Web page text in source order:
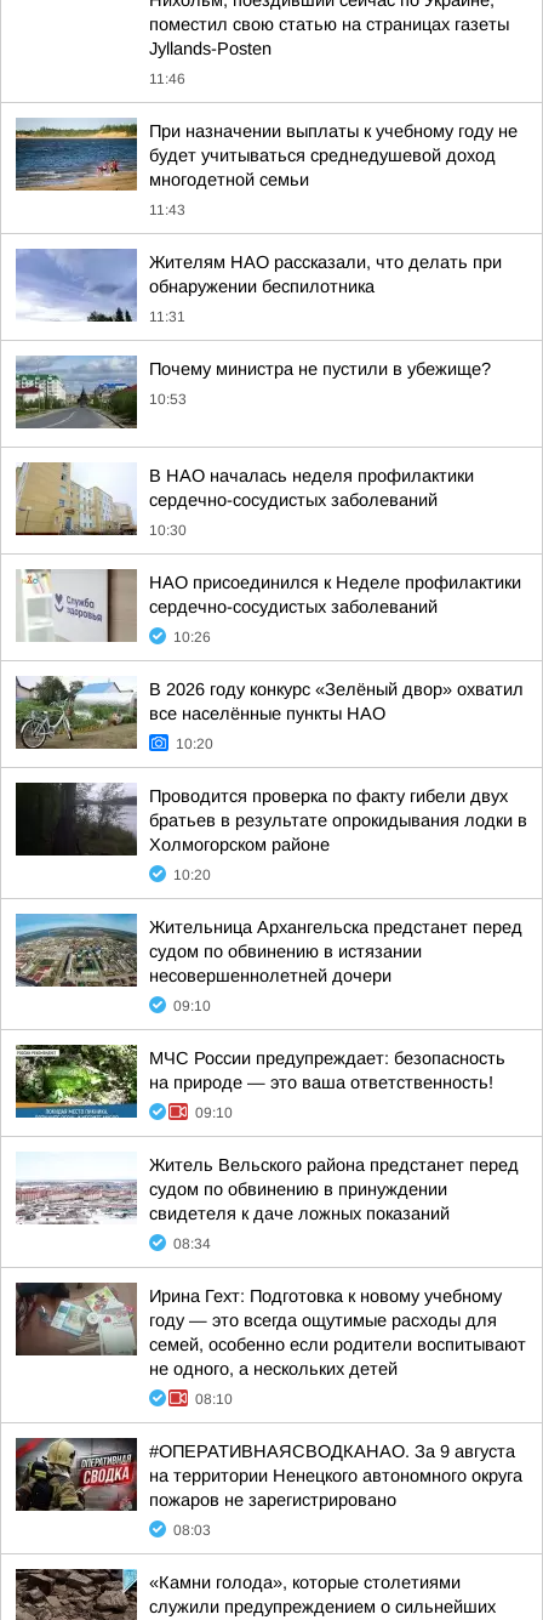
поместил свою статью на страницах газеты
Jyllands-Posten
11:46
При назначении выплаты к учебному году не
будет учитываться среднедушевой доход
многодетной семьи
11:43
Жителям НАО рассказали, что делать при
обнаружении беспилотника
11:31
Почему министра не пустили в убежище?
10:53
В НАО началась неделя профилактики
сердечно-сосудистых заболеваний
10:30
НАО присоединился к Неделе профилактики
сердечно-сосудистых заболеваний
10:26
В 2026 году конкурс «Зелёный двор» охватил
все населённые пункты НАО
10:20
Проводится проверка по факту гибели двух
братьев в результате опрокидывания лодки в
Холмогорском районе
10:20
Жительница Архангельска предстанет перед
судом по обвинению в истязании
несовершеннолетней дочери
09:10
МЧС России предупреждает: безопасность
на природе — это ваша ответственность!
09:10
Житель Вельского района предстанет перед
судом по обвинению в принуждении
свидетеля к даче ложных показаний
08:34
Ирина Гехт: Подготовка к новому учебному
году — это всегда ощутимые расходы для
семей, особенно если родители воспитывают
не одного, а нескольких детей
08:10
#ОПЕРАТИВНАЯСВОДКАНАО. За 9 августа
на территории Ненецкого автономного округа
пожаров не зарегистрировано
08:03
«Камни голода», которые столетиями
служили предупреждением о сильнейших